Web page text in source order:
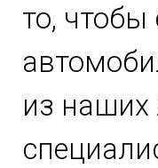
то, чтобы
из